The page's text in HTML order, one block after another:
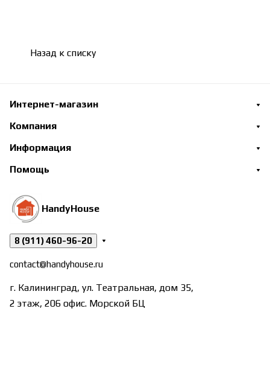
Назад к списку
Интернет-магазин
Компания
Информация
Помощь
HandyHouse
8 (911) 460-96-20
contact@handyhouse.ru
г. Калининград, ул. Театральная, дом 35,
2 этаж, 206 офис. Морской БЦ